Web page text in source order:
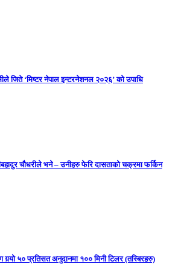
जिते ‘मिष्टर नेपाल इन्टरनेशनल २०२६’ को उपाधि
चौधरीले भने – उनीहरु फेरि दासताको चक्रमा फर्किन
५० प्रतिसत अनुदानमा १०० मिनी टिलर (तस्बिरहरु)